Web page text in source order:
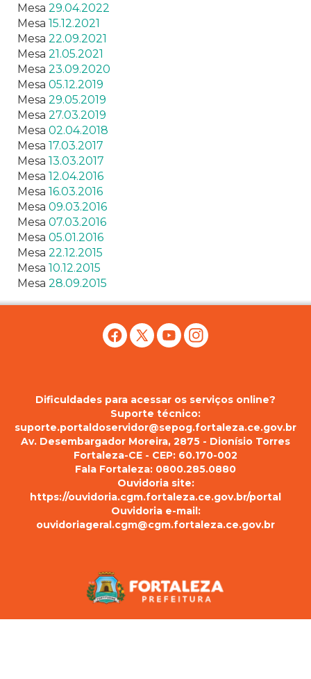
Mesa 29.04.2022
Mesa 15.12.2021
Mesa 22.09.2021
Mesa 21.05.2021
Mesa 23.09.2020
Mesa 05.12.2019
Mesa 29.05.2019
Mesa 27.03.2019
Mesa 02.04.2018
Mesa 17.03.2017
Mesa 13.03.2017
Mesa 12.04.2016
Mesa 16.03.2016
Mesa 09.03.2016
Mesa 07.03.2016
Mesa 05.01.2016
Mesa 22.12.2015
Mesa 10.12.2015
Mesa 28.09.2015
Dificuldades para acessar os serviços online?
Suporte técnico:
suporte.portaldoservidor@sepog.fortaleza.ce.gov.br
Av. Desembargador Moreira, 2875 - Dionísio Torres
Fortaleza-CE - CEP: 60.170-002
Fala Fortaleza: 0800.285.0880
Ouvidoria site:
https://ouvidoria.cgm.fortaleza.ce.gov.br/portal
Ouvidoria e-mail:
ouvidoriageral.cgm@cgm.fortaleza.ce.gov.br